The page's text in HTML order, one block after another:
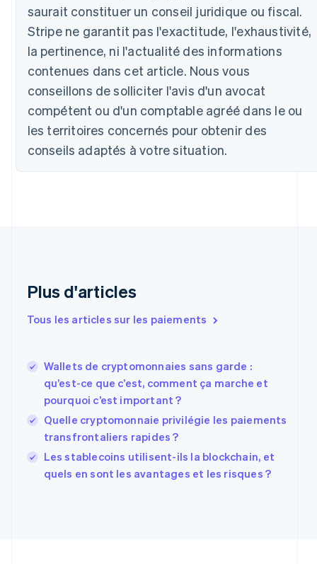
saurait constituer un conseil juridique ou fiscal.
Stripe ne garantit pas l'exactitude, l'exhaustivité,
la pertinence, ni l'actualité des informations
contenues dans cet article. Nous vous
conseillons de solliciter l'avis d'un avocat
compétent ou d'un comptable agréé dans le ou
les territoires concernés pour obtenir des
conseils adaptés à votre situation.
Plus d'articles
Tous les articles sur les paiements
Wallets de cryptomonnaies sans garde :
qu’est-ce que c’est, comment ça marche et
pourquoi c’est important ?
Quelle cryptomonnaie privilégie les paiements
transfrontaliers rapides ?
Les stablecoins utilisent-ils la blockchain, et
quels en sont les avantages et les risques ?
Autriche
Belgique
NederlandsFrançaisDeutschEnglish
Brésil
Português English
Bulgarie
English
Canada
English Français
Chine continentale
Espagne
Estonie
EnglishEspañol简体中文
Finlande
Svenska
France
Français English
Gibraltar
English
Grèce
English